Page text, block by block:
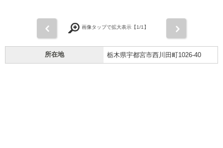
画像タップで拡大表示【1/1】
所在地 栃木県宇都宮市西川田町1026-40